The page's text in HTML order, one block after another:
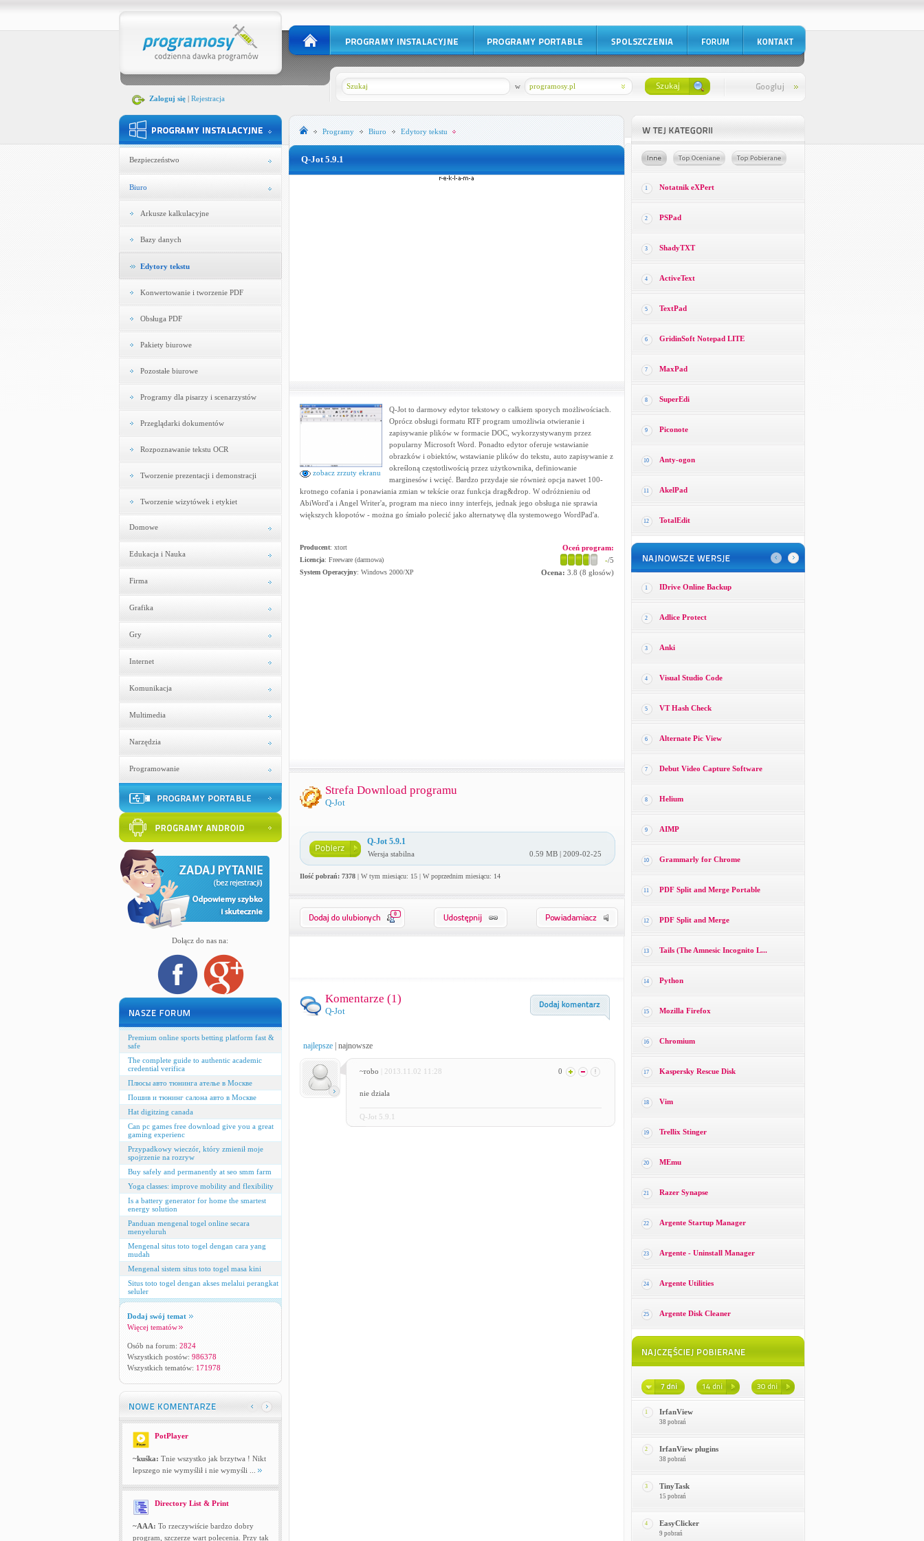
Zaloguj się| Rejestracja
programosy.pl
w
Bezpieczeństwo
Biuro
Arkusze kalkulacyjne
Bazy danych
Edytory tekstu
Konwertowanie i tworzenie PDF
Obsługa PDF
Pakiety biurowe
Pozostałe biurowe
Programy dla pisarzy i scenarzystów
Przeglądarki dokumentów
Rozpoznawanie tekstu OCR
Tworzenie prezentacji i demonstracji
Tworzenie wizytówek i etykiet
Domowe
Edukacja i Nauka
Firma
Grafika
Gry
Internet
Komunikacja
Multimedia
Narzędzia
Programowanie
Dołącz do nas na:
Premium online sports betting platform fast &
safe
The complete guide to authentic academic
credential verifica
Плюсы авто тюнинга ателье в Москве
Пошив и тюнинг салона авто в Москве
Hat digitzing canada
Can pc games free download give you a great
gaming experienc
Przypadkowy wieczór, który zmienił moje
spojrzenie na rozryw
Buy safely and permanently at seo smm farm
Yoga classes: improve mobility and flexibility
Is a battery generator for home the smartest
energy solution
Panduan mengenal togel online secara
menyeluruh
Mengenal situs toto togel dengan cara yang
mudah
Mengenal sistem situs toto togel masa kini
Situs toto togel dengan akses melalui perangkat
seluler
Dodaj swój temat
Więcej tematów
Osób na forum: 2824
Wszystkich postów: 986378
Wszystkich tematów: 171978
PotPlayer
~kuśka: Tnie wszystko jak brzytwa ! Nikt
lepszego nie wymyślił i nie wymyśli ...
Directory List & Print
~AAA: To rzeczywiście bardzo dobry
program, szczerze wart polecenia. Przy tak
Programy Biuro Edytory tekstu
Q-Jot 5.9.1
zobacz zrzuty ekranu
Q-Jot to darmowy edytor tekstowy o całkiem sporych możliwościach.
Oprócz obsługi formatu RTF program umożliwia otwieranie i
zapisywanie plików w formacie DOC, wykorzystywanym przez
popularny Microsoft Word. Ponadto edytor oferuje wstawianie
obrazków i obiektów, wstawianie plików do tekstu, auto zapisywanie z
określoną częstotliwością przez użytkownika, definiowanie
marginesów i wcięć. Bardzo przydaje sie również opcja nawet 100-
krotnego cofania i ponawiania zmian w tekście oraz funkcja drag&drop. W odróżnieniu od
AbiWord'a i Angel Writer'a, program ma nieco inny interfejs, jednak jego obsługa nie sprawia
większych kłopotów - można go śmiało polecić jako alternatywę dla systemowego WordPad'a.
Producent: xtort
Licencja: Freeware (darmowa)
System Operacyjny: Windows 2000/XP
Oceń program:
-/5
Ocena: 3.8 (8 głosów)
Strefa Download programu
Q-Jot
Q-Jot 5.9.1
Wersja stabilna 0.59 MB | 2009-02-25
Ilość pobrań: 7378| W tym miesiącu: 15 | W poprzednim miesiącu: 14
0
Komentarze (1)
Q-Jot
najlepsze| najnowsze
~robo | 2013.11.02 11:28 0
nie dziala
Q-Jot 5.9.1
1 Notatnik eXPert
2 PSPad
3 ShadyTXT
4 ActiveText
5 TextPad
6 GridinSoft Notepad LITE
7 MaxPad
8 SuperEdi
9 Piconote
10 Anty-ogon
11 AkelPad
12 TotalEdit
1 IDrive Online Backup
2 Adlice Protect
3 Anki
4 Visual Studio Code
5 VT Hash Check
6 Alternate Pic View
7 Debut Video Capture Software
8 Helium
9 AIMP
10 Grammarly for Chrome
11 PDF Split and Merge Portable
12 PDF Split and Merge
13 Tails (The Amnesic Incognito L...
14 Python
15 Mozilla Firefox
16 Chromium
17 Kaspersky Rescue Disk
18 Vim
19 Trellix Stinger
20 MEmu
21 Razer Synapse
22 Argente Startup Manager
23 Argente - Uninstall Manager
24 Argente Utilities
25 Argente Disk Cleaner
1 IrfanView
38 pobrań
2 IrfanView plugins
38 pobrań
3 TinyTask
15 pobrań
4 EasyClicker
9 pobrań